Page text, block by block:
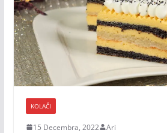
KOLAČI
15 Decembra, 2022 Ari